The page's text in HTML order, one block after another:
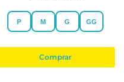
P M G GG
Comprar